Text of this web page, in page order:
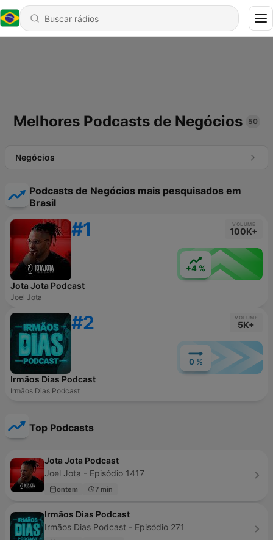
Melhores Podcasts de Negócios 50
Negócios
Podcasts de Negócios mais pesquisados em
Brasil
#1 VOLUME
100K+
+4 %
Jota Jota Podcast
Joel Jota
#2 VOLUME
5K+
0 %
Irmãos Dias Podcast
Irmãos Dias Podcast
Top Podcasts
Jota Jota Podcast
Joel Jota - Episódio 1417
ontem 7 min
Irmãos Dias Podcast
Irmãos Dias Podcast - Episódio 271